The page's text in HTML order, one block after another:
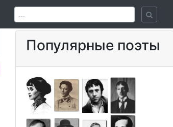
Популярные поэты